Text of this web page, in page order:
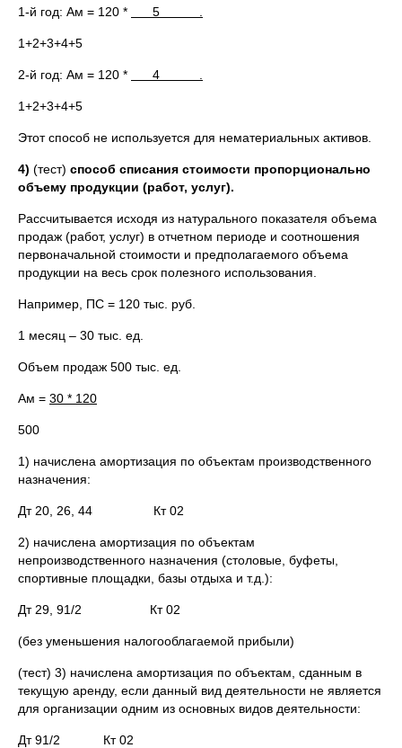
1-й год: Ам = 120 * 5 .
1+2+3+4+5
2-й год: Ам = 120 * 4 .
1+2+3+4+5
Этот способ не используется для нематериальных активов.
4) (тест) способ списания стоимости пропорционально
объему продукции (работ, услуг).
Рассчитывается исходя из натурального показателя объема
продаж (работ, услуг) в отчетном периоде и соотношения
первоначальной стоимости и предполагаемого объема
продукции на весь срок полезного использования.
Например, ПС = 120 тыс. руб.
1 месяц – 30 тыс. ед.
Объем продаж 500 тыс. ед.
Ам = 30 * 120
500
1) начислена амортизация по объектам производственного
назначения:
Дт 20, 26, 44 Кт 02
2) начислена амортизация по объектам
непроизводственного назначения (столовые, буфеты,
спортивные площадки, базы отдыха и т.д.):
Дт 29, 91/2 Кт 02
(без уменьшения налогооблагаемой прибыли)
(тест) 3) начислена амортизация по объектам, сданным в
текущую аренду, если данный вид деятельности не является
для организации одним из основных видов деятельности:
Дт 91/2 Кт 02